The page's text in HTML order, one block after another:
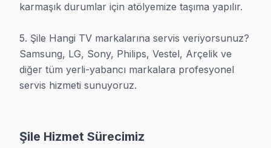
Adres: Şile,İstanbul,Türkiye| TR
karmaşık durumlar için atölyemize taşıma yapılır.
5. Şile Hangi TV markalarına servis veriyorsunuz?
Samsung, LG, Sony, Philips, Vestel, Arçelik ve
diğer tüm yerli-yabancı markalara profesyonel
servis hizmeti sunuyoruz.
Şile Hizmet Sürecimiz